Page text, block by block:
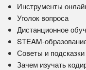
Инструменты
Уголок вопроса
Дистанционное
STEAM-
Советы и подсказки
Зачем изучать